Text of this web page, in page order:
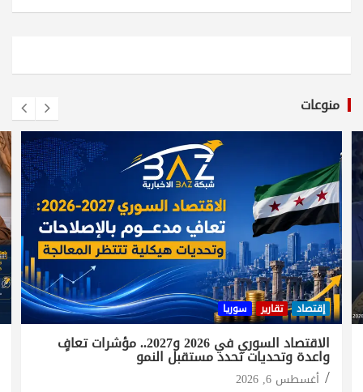
منوعات
إقتصاد تقارير سوريا
الاقتصاد السوري في 2026 و2027.. مؤشرات تعافٍ
واعدة وتحديات تحدد مستقبل النمو
أغسطس 6, 2026